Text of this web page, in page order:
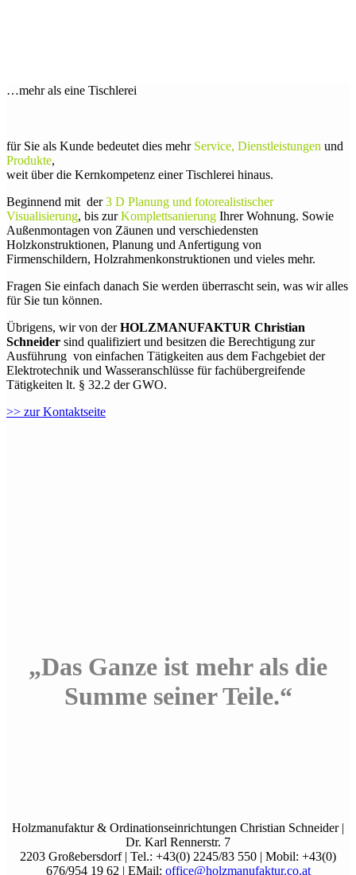
…mehr als eine Tischlerei
für Sie als Kunde bedeutet dies mehr Service, Dienstleistungen und
Produkte,
weit über die Kernkompetenz einer Tischlerei hinaus.
Beginnend mit der3 D Planung und fotorealistischer
Visualisierung, bis zurKomplettsanierung Ihrer Wohnung. Sowie
Außenmontagen von Zäunen und verschiedensten
Holzkonstruktionen, Planung und Anfertigung von
Firmenschildern, Holzrahmenkonstruktionen und vieles mehr.
Fragen Sie einfach danach Sie werden überrascht sein, was wir alles
für Sie tun können.
Übrigens, wir von derHOLZMANUFAKTUR Christian
Schneider sind qualifiziert und besitzen die Berechtigung zur
Ausführung von einfachen Tätigkeiten aus dem Fachgebiet der
Elektrotechnik und Wasseranschlüsse für fachübergreifende
Tätigkeiten lt. § 32.2 der GWO.
>> zur Kontaktseite
„Das Ganze ist mehr als die
Summe seiner Teile.“
Holzmanufaktur & Ordinationseinrichtungen Christian Schneider |
Dr. Karl Rennerstr. 7
2203 Großebersdorf | Tel.: +43(0) 2245/83 550 | Mobil: +43(0)
676/954 19 62 | EMail: office@holzmanufaktur.co.at